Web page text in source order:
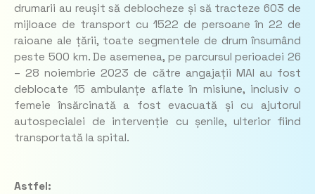
drumarii au reușit să deblocheze și să tracteze 603 de
mijloace de transport cu 1522 de persoane în 22 de
raioane ale țării, toate segmentele de drum însumând
peste 500 km. De asemenea, pe parcursul perioadei 26
– 28 noiembrie 2023 de către angajații MAI au fost
deblocate 15 ambulanțe aflate în misiune, inclusiv o
femeie însărcinată a fost evacuată și cu ajutorul
autospecialei de intervenție cu șenile, ulterior fiind
transportată la spital.
Astfel: